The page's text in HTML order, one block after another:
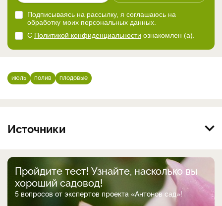
Подписываясь на рассылку, я соглашаюсь на
обработку моих персональных данных.
С Политикой конфиденциальности ознакомлен (а).
июль полив плодовые
Источники
Пройдите тест! Узнайте, насколько вы
хороший садовод!
5 вопросов от экспертов проекта «Антонов сад»!